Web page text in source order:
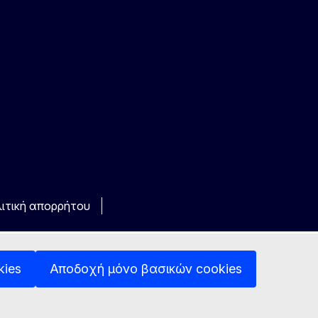
Αποδοχή μόνο βασικών cookies
απορρήτου